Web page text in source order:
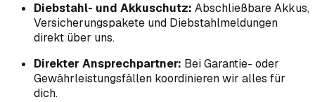
Diebstahl- und Akku­schutz: Abschließbare Akkus,
Versicherungspakete und Diebstahlmeldungen
direkt über uns.
Direkter Ansprechpartner: Bei Garantie- oder
Gewährleistungsfällen koordinieren wir alles für
dich.